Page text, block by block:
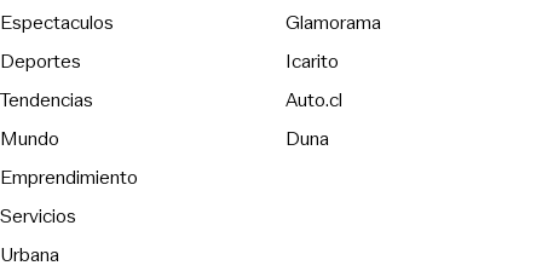
Espectaculos
Deportes
Tendencias
Mundo
Emprendimiento
Servicios
Urbana
Glamorama
Icarito
Auto.cl
DunaOpens in new window